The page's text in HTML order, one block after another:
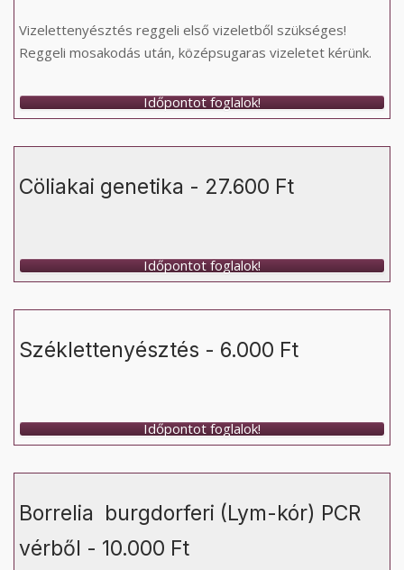
Vizelettenyésztés reggeli első vizeletből szükséges!
Reggeli mosakodás után, középsugaras vizeletet kérünk.
Időpontot foglalok!
Cöliakai genetika - 27.600 Ft
Időpontot foglalok!
Széklettenyésztés - 6.000 Ft
Időpontot foglalok!
Borrelia burgdorferi (Lym-kór) PCR
vérből - 10.000 Ft